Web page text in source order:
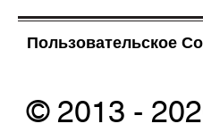
Пользовательское
© 2013 -